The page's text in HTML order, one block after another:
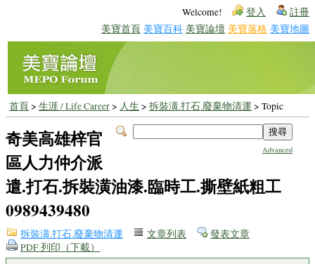
Welcome! 登入 註冊
美寶首頁 美寶百科 美寶論壇 美寶落格 美寶地圖
首頁> 生涯 / Life Career> 人生 > 拆裝潢.打石.廢棄物清運 > Topic
Advanced
奇美高雄梓官
區人力仲介派
遣.打石.拆裝潢油漆.臨時工.撕壁紙粗工
0989439480
拆裝潢.打石.廢棄物清運 文章列表
發表文章
PDF 列印（下載）